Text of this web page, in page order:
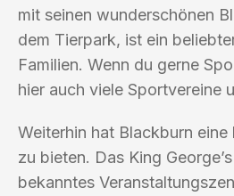
mit seinen wunderschönen
dem Tierpark, ist ein
Familien. Wenn du gerne
hier auch viele Sportvereine
Weiterhin hat Blackburn
zu bieten. Das King
bekanntes